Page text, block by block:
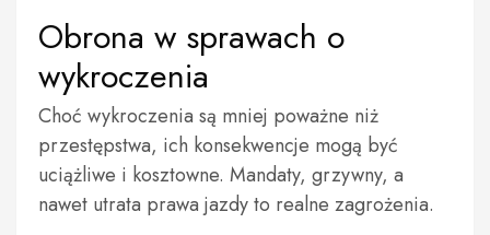
Obrona w sprawach o
wykroczenia
Choć wykroczenia są mniej poważne niż
przestępstwa, ich konsekwencje mogą być
uciążliwe i kosztowne. Mandaty, grzywny, a
nawet utrata prawa jazdy to realne zagrożenia.